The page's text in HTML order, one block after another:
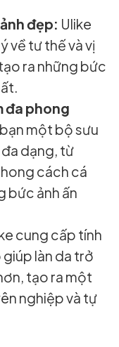
đẹp: Ulike
về tư thế và vị
ra những bức
đa phong
một bộ sưu
dạng, từ
cách cá
bức ảnh ấn
cung cấp tính
giúp làn da trở
tạo ra một
nghiệp và tự